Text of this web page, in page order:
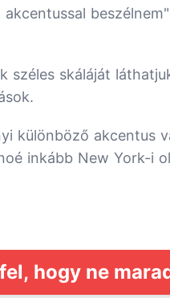
széles skáláját
különböző akcentus
inkább New York-i
hogy ne